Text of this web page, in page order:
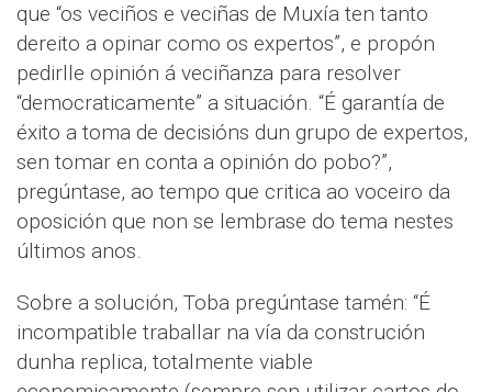
que “os veciños e veciñas de Muxía ten tanto
dereito a opinar como os expertos”, e propón
pedirlle opinión á veciñanza para resolver
“democraticamente” a situación. “É garantía de
éxito a toma de decisións dun grupo de expertos,
sen tomar en conta a opinión do pobo?”,
pregúntase, ao tempo que critica ao voceiro da
oposición que non se lembrase do tema nestes
últimos anos.
Sobre a solución, Toba pregúntase tamén: “É
incompatible traballar na vía da construción
dunha replica, totalmente viable